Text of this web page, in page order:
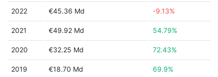
2022 €45.36 Md -9.13%
2021 €49.92 Md 54.79%
2020 €32.25 Md 72.43%
2019 €18.70 Md 69.9%